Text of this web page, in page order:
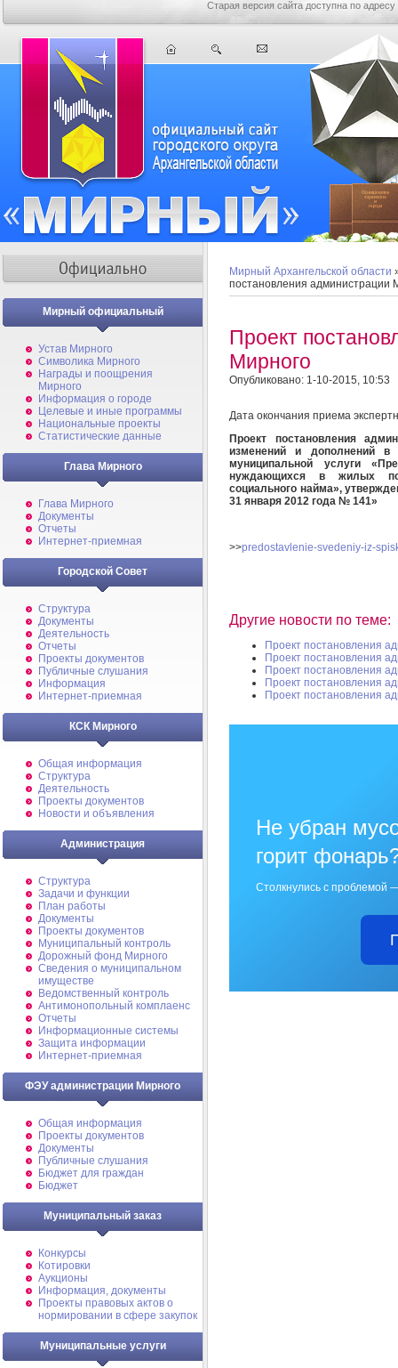
Старая версия сайта доступна по адресу
Мирный официальный
Устав Мирного
Символика Мирного
Награды и поощрения
Мирного
Информация о городе
Целевые и иные программы
Национальные проекты
Статистические данные
Глава Мирного
Глава Мирного
Документы
Отчеты
Интернет-приемная
Городской Совет
Структура
Документы
Деятельность
Отчеты
Проекты документов
Публичные слушания
Информация
Интернет-приемная
КСК Мирного
Общая информация
Структура
Деятельность
Проекты документов
Новости и объявления
Администрация
Структура
Задачи и функции
План работы
Документы
Проекты документов
Муниципальный контроль
Дорожный фонд Мирного
Cведения о муниципальном
имуществе
Ведомственный контроль
Антимонопольный комплаенс
Отчеты
Информационные системы
Защита информации
Интернет-приемная
ФЭУ администрации Мирного
Общая информация
Проекты документов
Документы
Публичные слушания
Бюджет для граждан
Бюджет
Муниципальный заказ
Конкурсы
Котировки
Аукционы
Информация, документы
Проекты правовых актов о
нормировании в сфере закупок
Муниципальные услуги
Мирный Архангельской области
постановления администрации
Проект
Мирного
Опубликовано: 1-10-2015, 10:53
Дата окончания приема
Проект постановления
изменений и дополнений в
муниципальной услуги
нуждающихся в жилых
социального найма»,
31 января 2012 года № 141»
>>predostavlenie-svedeniy-iz-
Другие новости по теме:
Проект постановления
Проект постановления
Проект постановления
Проект постановления
Проект постановления
Не убран
горит
Столкнулись с проблемой